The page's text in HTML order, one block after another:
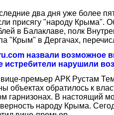
два дня уже более
присягу "народу Крыма".
в Балаклаве, полк
"Крым" в Дергачах,
назвали возможное
нарушили
премьер АРК Рустам
объектах обратилось к
гарнизонах. В настоящий
народу Крыма.